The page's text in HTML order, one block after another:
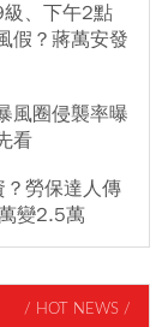
、下午2點
假？蔣萬安發
風圈侵襲率曝
看
勞保達人傳
變2.5萬
/ HOT NEWS /